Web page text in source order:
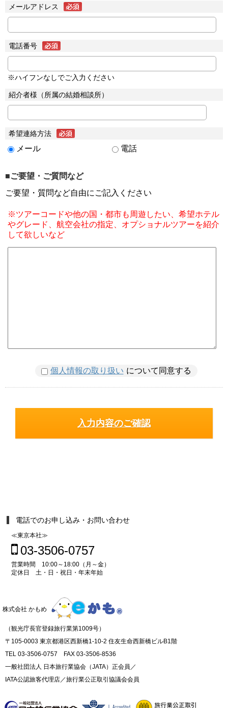
メールアドレス
電話番号
※ハイフンなしでご入力ください
紹介者様（所属の結婚相談所）
希望連絡方法
メール 電話
■ご要望・ご質問など
ご要望・質問など自由にご記入ください
※ツアーコードや他の国・都市も周遊したい、希望ホテル
やグレード、航空会社の指定、オプショナルツアーを紹介
して欲しいなど
個人情報の取り扱い について同意する
電話でのお申し込み・お問い合わせ
≪東京本社≫
03-3506-0757
営業時間 10:00～18:00（月～金）
定休日 土・日・祝日・年末年始
株式会社 かもめ
（観光庁長官登録旅行業第1009号）
〒105-0003 東京都港区西新橋1-10-2 住友生命西新橋ビルB1階
TEL 03-3506-0757 FAX 03-3506-8536
一般社団法人 日本旅行業協会（JATA）正会員／
IATA公認旅客代理店／旅行業公正取引協議会会員